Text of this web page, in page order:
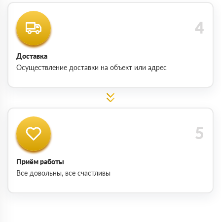
Доставка
Осуществление доставки на объект или адрес
Приём работы
Все довольны, все счастливы